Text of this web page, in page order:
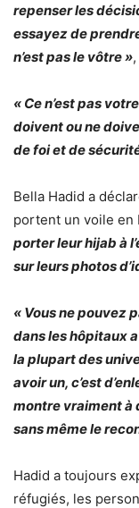
repenser les
essayez de
n’est pas le vôtre »
« Ce n’est pas
doivent ou ne
de foi et de
Bella Hadid a
portent un voile en
porter leur hijab à
sur leurs photos
« Vous ne pouvez
dans les hôpitaux
la plupart des
avoir un, c’est
montre vraiment à
sans même le
Hadid a toujours
réfugiés, les